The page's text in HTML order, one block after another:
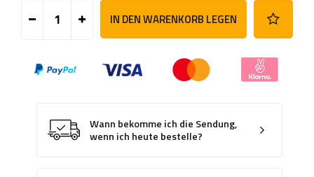
IN DEN WARENKORB LEGEN
Wann bekomme ich die Sendung,
wenn ich heute bestelle?